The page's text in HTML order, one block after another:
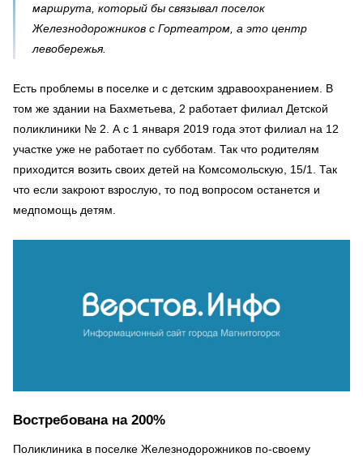
маршрута, который бы связывал поселок
Железнодорожников с Гортеатром, а это центр
левобережья.
Есть проблемы в поселке и с детским здравоохранением. В
том же здании на Бахметьева, 2 работает филиал Детской
поликлиники № 2. А с 1 января 2019 года этот филиал на 12
участке уже не работает по субботам. Так что родителям
приходится возить своих детей на Комсомольскую, 15/1. Так
что если закроют взрослую, то под вопросом останется и
медпомощь детям.
Востребована на 200%
Поликлиника в поселке Железнодорожников по-своему